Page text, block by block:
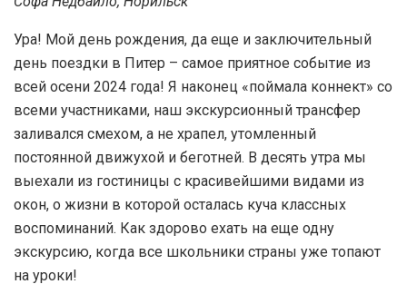
Ура! Мой день рождения, да еще и заключительный
день поездки в Питер – самое приятное событие из
всей осени 2024 года! Я наконец «поймала коннект» со
всеми участниками, наш экскурсионный трансфер
заливался смехом, а не храпел, утомленный
постоянной движухой и беготней. В десять утра мы
выехали из гостиницы с красивейшими видами из
окон, о жизни в которой осталась куча классных
воспоминаний. Как здорово ехать на еще одну
экскурсию, когда все школьники страны уже топают
на уроки!